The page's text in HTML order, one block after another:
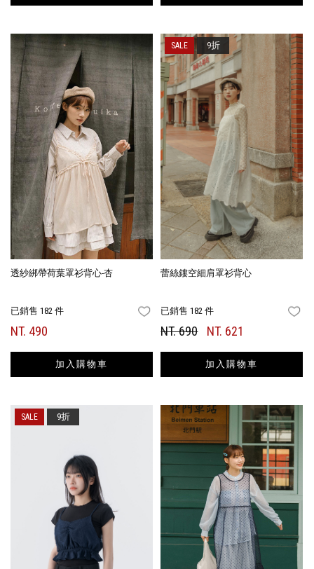
透紗綁帶荷葉罩衫背心-杏
已銷售 182 件 FAVORITES
NT. 490
加入購物車
蕾絲鏤空細肩罩衫背心
已銷售 182 件
NT. 690 NT. 621
加入購物車
9折
9折